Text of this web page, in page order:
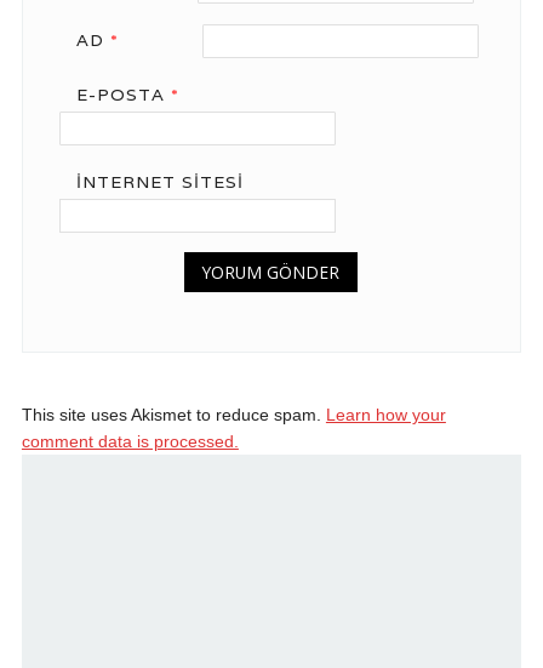
AD *
E-POSTA *
İNTERNET SITESI
This site uses Akismet to reduce spam. Learn how your
comment data is processed.